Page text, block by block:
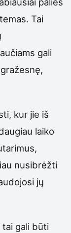
Tai
gali
kur jie iš
laiko
nusibrėžti
jų
tai gali būti